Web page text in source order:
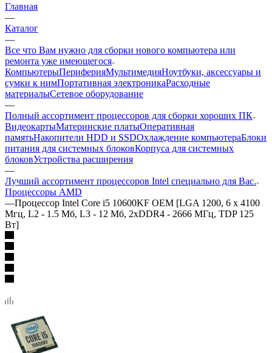
Главная
—
Каталог
—
Все что Вам нужно для сборки нового компьютера или
ремонта уже имеющегося
КомпьютерыПериферияМультимедияНоутбуки, аксессуары и
сумки к нимПортативная электроникаРасходные
материалыСетевое оборудование
—
Полный ассортимент процессоров для сборки хороших ПК
ВидеокартыМатеринские платыОперативная
памятьНакопители HDD и SSDОхлаждение компьютераБлоки
питания для системных блоковКорпуса для системных
блоковУстройства расширения
—
Лучший ассортимент процессоров Intel специально для Вас.
Процессоры AMD
—Процессор Intel Core i5 10600KF OEM [LGA 1200, 6 x 4100
Мгц, L2 - 1.5 Мб, L3 - 12 Мб, 2xDDR4 - 2666 МГц, TDP 125
Вт]